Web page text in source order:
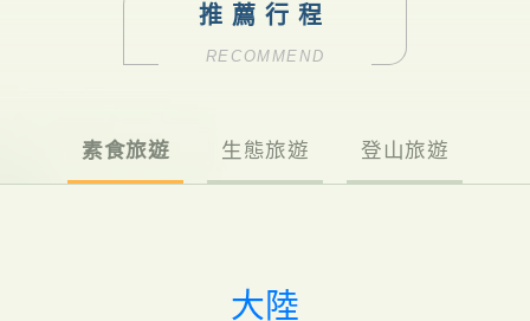
推薦行程
RECOMMEND
素食旅遊 生態旅遊 登山旅遊
大陸